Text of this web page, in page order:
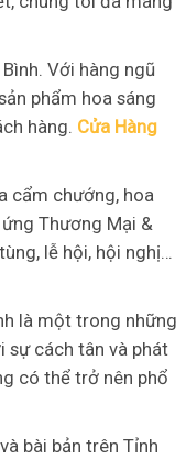
Với hàng ngũ
phẩm hoa sáng
hàng. Cửa Hàng
cẩm chướng, hoa
Thương Mại &
lễ hội, hội nghị…
là một trong những
sự cách tân và phát
có thể trở nên phổ
bài bản trên Tỉnh